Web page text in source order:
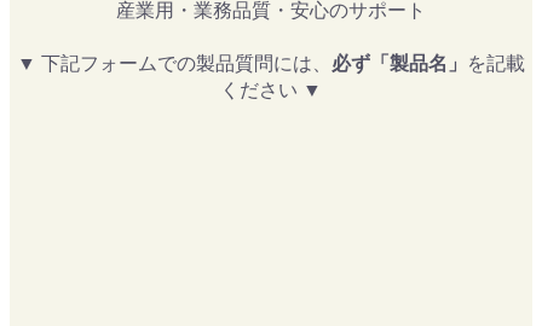
産業用・業務品質・安心のサポート
▼ 下記フォームでの製品質問には、 必ず「製品名」 を記載
ください ▼